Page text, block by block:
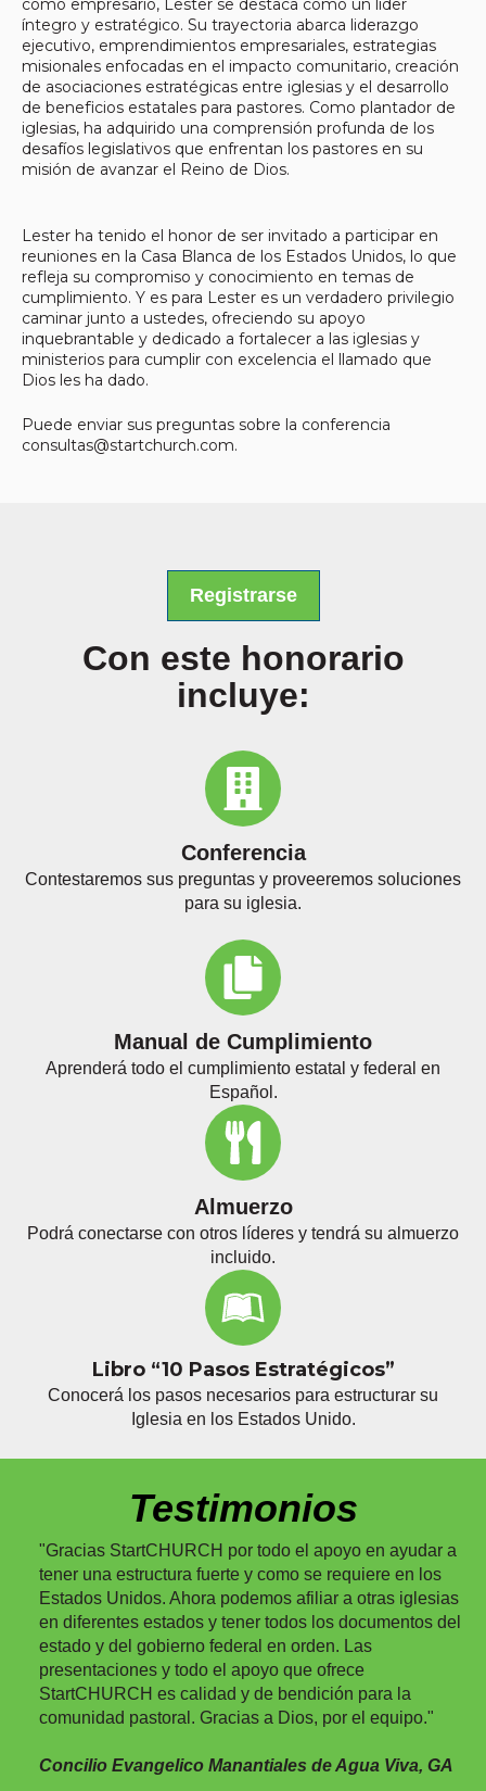
como empresario, Lester se destaca como un líder
íntegro y estratégico. Su trayectoria abarca liderazgo
ejecutivo, emprendimientos empresariales, estrategias
misionales enfocadas en el impacto comunitario, creación
de asociaciones estratégicas entre iglesias y el desarrollo
de beneficios estatales para pastores. Como plantador de
iglesias, ha adquirido una comprensión profunda de los
desafíos legislativos que enfrentan los pastores en su
misión de avanzar el Reino de Dios.
Lester ha tenido el honor de ser invitado a participar en
reuniones en la Casa Blanca de los Estados Unidos, lo que
refleja su compromiso y conocimiento en temas de
cumplimiento. Y es para Lester es un verdadero privilegio
caminar junto a ustedes, ofreciendo su apoyo
inquebrantable y dedicado a fortalecer a las iglesias y
ministerios para cumplir con excelencia el llamado que
Dios les ha dado.
Puede enviar sus preguntas sobre la conferencia
consultas@startchurch.com.
Registrarse
Con este honorario
incluye:
Conferencia
Contestaremos sus preguntas y proveeremos soluciones
para su iglesia.
Manual de Cumplimiento
Aprenderá todo el cumplimiento estatal y federal en
Español.
Almuerzo
Podrá conectarse con otros líderes y tendrá su almuerzo
incluido.
Libro “10 Pasos Estratégicos”
Conocerá los pasos necesarios para estructurar su
Iglesia en los Estados Unido.
Testimonios
"Gracias StartCHURCH por todo el apoyo en ayudar a
tener una estructura fuerte y como se requiere en los
Estados Unidos. Ahora podemos afiliar a otras iglesias
en diferentes estados y tener todos los documentos del
estado y del gobierno federal en orden. Las
presentaciones y todo el apoyo que ofrece
StartCHURCH es calidad y de bendición para la
comunidad pastoral. Gracias a Dios, por el equipo."
Concilio Evangelico Manantiales de Agua Viva, GA